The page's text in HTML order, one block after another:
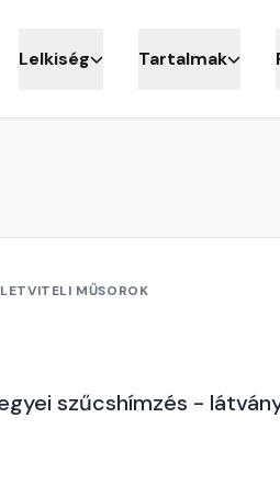
Lelkiség Tartalmak
MŰSOROK
szűcshímzés -